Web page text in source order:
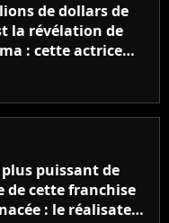
de dollars de
la révélation de
: cette actrice
remplacer
puissant de
de cette franchise
: le réalisateur